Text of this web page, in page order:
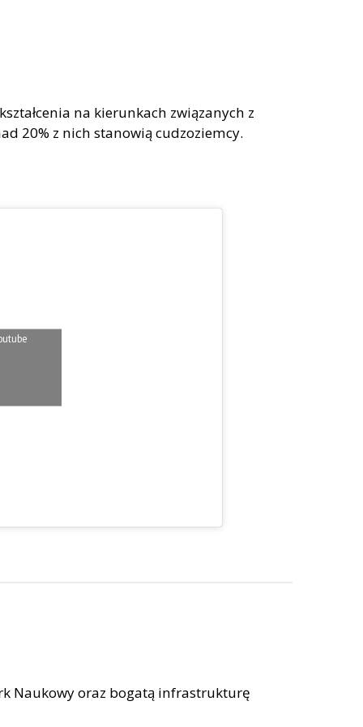
na kierunkach związanych z
20% z nich stanowią cudzoziemcy.
Naukowy oraz bogatą infrastrukturę